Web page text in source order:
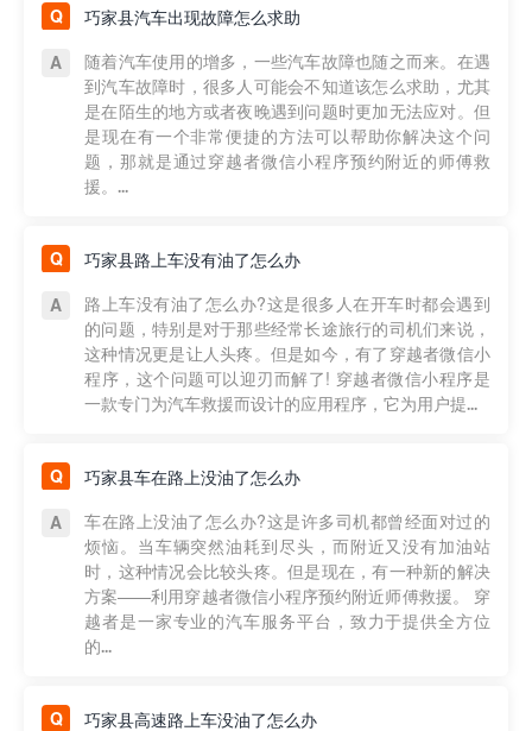
巧家县汽车出现故障怎么求助
随着汽车使用的增多，一些汽车故障也随之而来。在遇
到汽车故障时，很多人可能会不知道该怎么求助，尤其
是在陌生的地方或者夜晚遇到问题时更加无法应对。但
是现在有一个非常便捷的方法可以帮助你解决这个问
题，那就是通过穿越者微信小程序预约附近的师傅救
援。...
巧家县路上车没有油了怎么办
路上车没有油了怎么办?这是很多人在开车时都会遇到
的问题，特别是对于那些经常长途旅行的司机们来说，
这种情况更是让人头疼。但是如今，有了穿越者微信小
程序，这个问题可以迎刃而解了! 穿越者微信小程序是
一款专门为汽车救援而设计的应用程序，它为用户提...
巧家县车在路上没油了怎么办
车在路上没油了怎么办?这是许多司机都曾经面对过的
烦恼。当车辆突然油耗到尽头，而附近又没有加油站
时，这种情况会比较头疼。但是现在，有一种新的解决
方案——利用穿越者微信小程序预约附近师傅救援。 穿
越者是一家专业的汽车服务平台，致力于提供全方位
的...
巧家县高速路上车没油了怎么办